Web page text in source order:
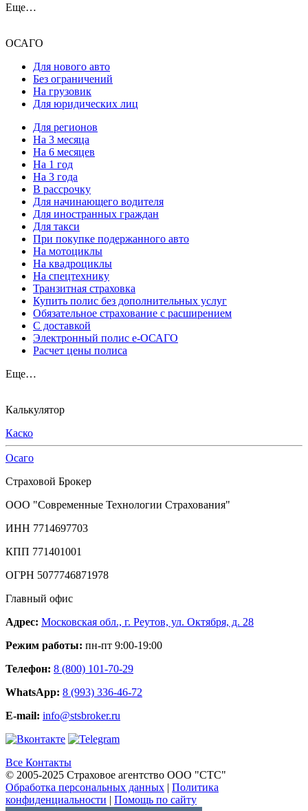
Еще…
ОСАГО
Для нового авто
Без ограничений
На грузовик
Для юридических лиц
Для регионов
На 3 месяца
На 6 месяцев
На 1 год
На 3 года
В рассрочку
Для начинающего водителя
Для иностранных граждан
Для такси
При покупке подержанного авто
На мотоциклы
На квадроциклы
На спецтехнику
Транзитная страховка
Купить полис без дополнительных услуг
Обязательное страхование с расширением
С доставкой
Электронный полис е-ОСАГО
Расчет цены полиса
Еще…
Калькулятор
Каско
Осаго
Страховой Брокер
ООО "Современные Технологии Страхования"
ИНН 7714697703
КПП 771401001
ОГРН 5077746871978
Главный офис
Адрес: Московская обл., г. Реутов, ул. Октября, д. 28
Режим работы: пн-пт 9:00-19:00
Телефон: 8 (800) 101-70-29
WhatsApp: 8 (993) 336-46-72
E-mail: info@stsbroker.ru
Все Контакты
© 2005-2025 Страховое агентство ООО "СТС"
Обработка персональных данных | Политика
конфиденциальности | Помощь по сайту